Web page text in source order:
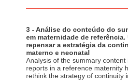
3 - Análise do conteúdo do
em maternidade de
repensar a estratégia da
materno e neonatal
Analysis of the summary
reports in a reference maternity
rethink the strategy of continuity